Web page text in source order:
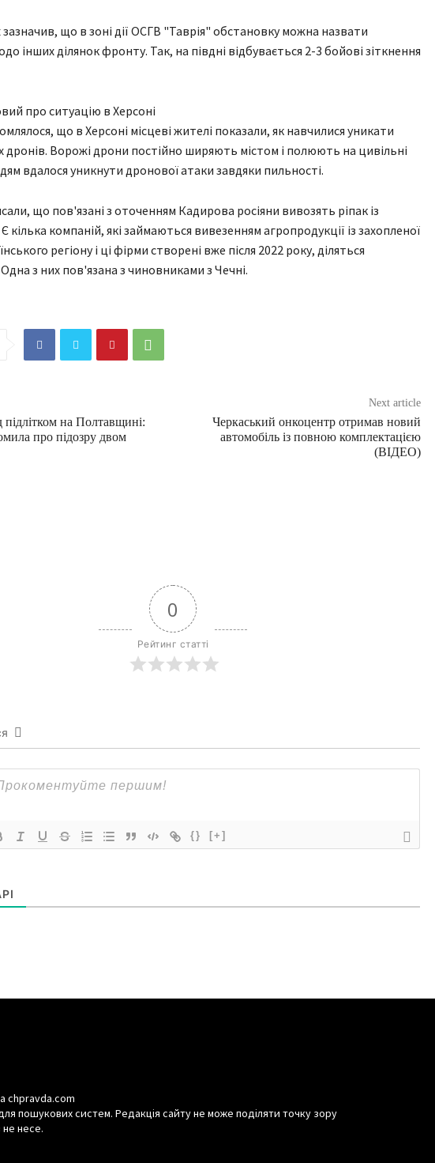
що в зоні дії ОСГВ "Таврія" обстановку можна назвати
інших ділянок фронту. Так, на півдні відбувається 2-3 бойові зіткнення
про ситуацію в Херсоні
що в Херсоні місцеві жителі показали, як навчилися уникати
дронів. Ворожі дрони постійно ширяють містом і полюють на цивільні
вдалося уникнути дронової атаки завдяки пильності.
що пов'язані з оточенням Кадирова росіяни вивозять ріпак із
кілька компаній, які займаються вивезенням агропродукції із захопленої
регіону і ці фірми створені вже після 2022 року, діляться
Одна з них пов'язана з чиновниками з Чечні.
на Полтавщині:
про підозру двом
Next article
Черкаський онкоцентр отримав новий
автомобіль із повною комплектацією
(ВІДЕО)
0
Рейтинг статті
{} [+]
chpravda.com
пошукових систем. Редакція сайту не може поділяти точку зору
не несе.